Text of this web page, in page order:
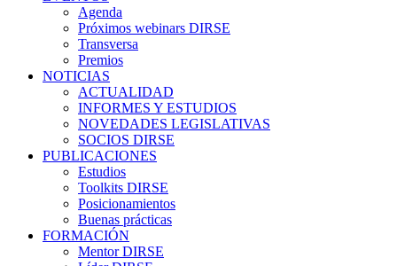
Agenda
Próximos webinars DIRSE
Transversa
Premios
NOTICIAS
ACTUALIDAD
INFORMES Y ESTUDIOS
NOVEDADES LEGISLATIVAS
SOCIOS DIRSE
PUBLICACIONES
Estudios
Toolkits DIRSE
Posicionamientos
Buenas prácticas
FORMACIÓN
Mentor DIRSE